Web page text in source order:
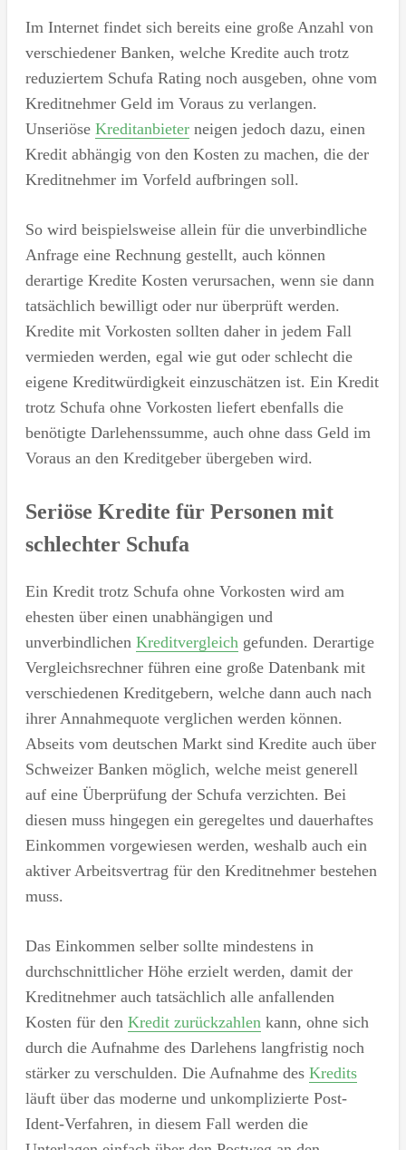
Im Internet findet sich bereits eine große Anzahl von
verschiedener Banken, welche Kredite auch trotz
reduziertem Schufa Rating noch ausgeben, ohne vom
Kreditnehmer Geld im Voraus zu verlangen.
Unseriöse Kreditanbieterneigen jedoch dazu, einen
Kredit abhängig von den Kosten zu machen, die der
Kreditnehmer im Vorfeld aufbringen soll.
So wird beispielsweise allein für die unverbindliche
Anfrage eine Rechnung gestellt, auch können
derartige Kredite Kosten verursachen, wenn sie dann
tatsächlich bewilligt oder nur überprüft werden.
Kredite mit Vorkosten sollten daher in jedem Fall
vermieden werden, egal wie gut oder schlecht die
eigene Kreditwürdigkeit einzuschätzen ist. Ein Kredit
trotz Schufa ohne Vorkosten liefert ebenfalls die
benötigte Darlehenssumme, auch ohne dass Geld im
Voraus an den Kreditgeber übergeben wird.
Seriöse Kredite für Personen mit
schlechter Schufa
Ein Kredit trotz Schufa ohne Vorkosten wird am
ehesten über einen unabhängigen und
unverbindlichen Kreditvergleich gefunden. Derartige
Vergleichsrechner führen eine große Datenbank mit
verschiedenen Kreditgebern, welche dann auch nach
ihrer Annahmequote verglichen werden können.
Abseits vom deutschen Markt sind Kredite auch über
Schweizer Banken möglich, welche meist generell
auf eine Überprüfung der Schufa verzichten. Bei
diesen muss hingegen ein geregeltes und dauerhaftes
Einkommen vorgewiesen werden, weshalb auch ein
aktiver Arbeitsvertrag für den Kreditnehmer bestehen
muss.
Das Einkommen selber sollte mindestens in
durchschnittlicher Höhe erzielt werden, damit der
Kreditnehmer auch tatsächlich alle anfallenden
Kosten für den Kredit zurückzahlen kann, ohne sich
durch die Aufnahme des Darlehens langfristig noch
stärker zu verschulden. Die Aufnahme des Kredits
läuft über das moderne und unkomplizierte Post-
Ident-Verfahren, in diesem Fall werden die